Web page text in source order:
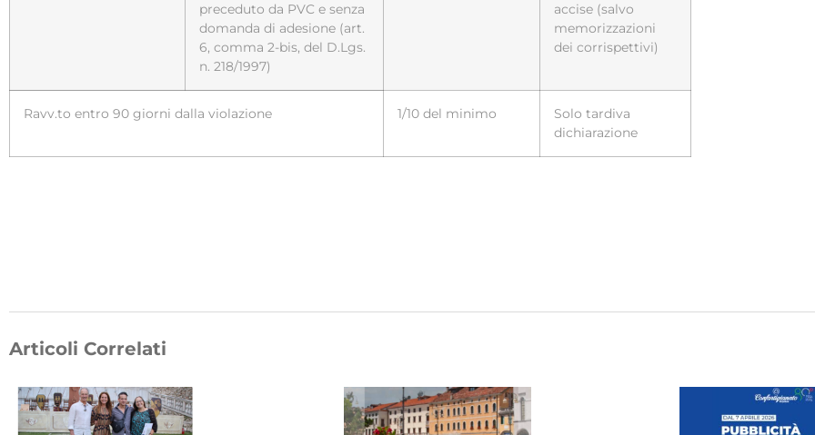
preceduto da PVC e senza
domanda di adesione (art.
6, comma 2-bis, del D.Lgs.
n. 218/1997)
accise (salvo
memorizzazioni
dei corrispettivi)
Ravv.to entro 90 giorni dalla violazione 1/10 del minimo
Solo tardiva
dichiarazione
Articoli Correlati